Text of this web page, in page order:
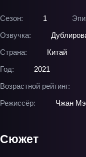
Сезон: 1
Озвучка:
Страна:
Китай
Год:
2021
Возрастной рейтинг:
Режиссёр:
Чжан
Сюжет